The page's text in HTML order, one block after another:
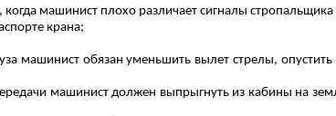
машинист плохо различает сигналы
крана;
машинист обязан уменьшить вылет стрелы,
машинист должен выпрыгнуть из кабины на